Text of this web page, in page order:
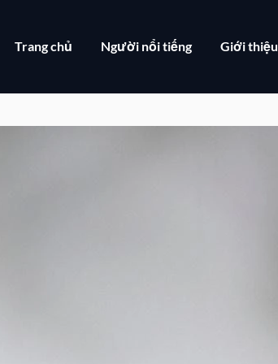
Trang chủ Người nổi tiếng Giới thiệu